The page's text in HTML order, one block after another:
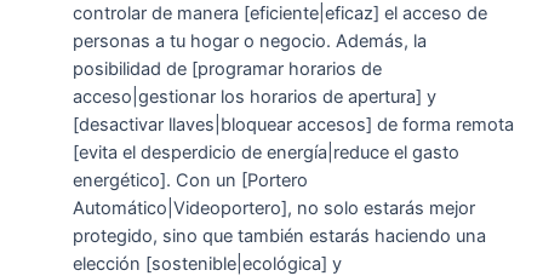
controlar de manera [eficiente|eficaz] el acceso de
personas a tu hogar o negocio. Además, la
posibilidad de [programar horarios de
acceso|gestionar los horarios de apertura] y
[desactivar llaves|bloquear accesos] de forma remota
[evita el desperdicio de energía|reduce el gasto
energético]. Con un [Portero
Automático|Videoportero], no solo estarás mejor
protegido, sino que también estarás haciendo una
elección [sostenible|ecológica] y